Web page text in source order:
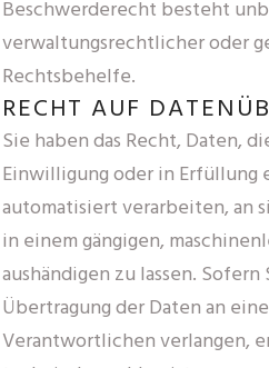
Beschwerderecht besteht
verwaltungsrechtlicher oder
Rechtsbehelfe.
RECHT AUF
Sie haben das Recht, Daten,
Einwilligung oder in Erfüllung
automatisiert verarbeiten, an
in einem gängigen,
aushändigen zu lassen.
Übertragung der Daten an
Verantwortlichen verlangen,